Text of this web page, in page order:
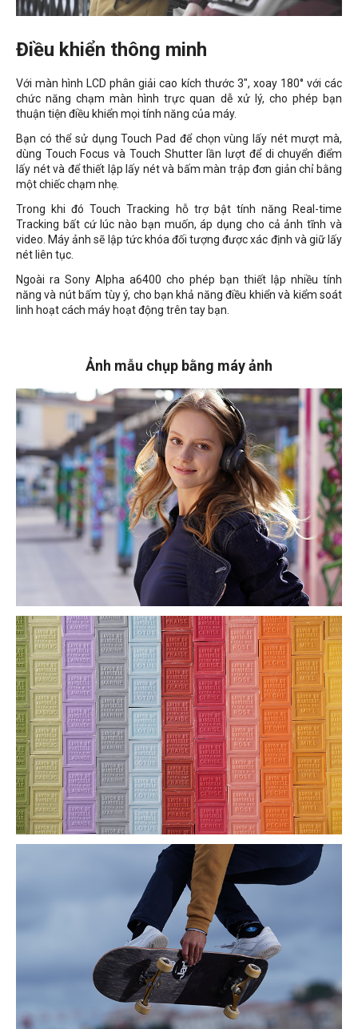
Điều khiển thông minh
Với màn hình LCD phân giải cao kích thước 3", xoay 180° với các
chức năng chạm màn hình trực quan dễ xử lý, cho phép bạn
thuận tiện điều khiển mọi tính năng của máy.
Bạn có thể sử dụng Touch Pad để chọn vùng lấy nét mượt mà,
dùng Touch Focus và Touch Shutter lần lượt để di chuyển điểm
lấy nét và để thiết lập lấy nét và bấm màn trập đơn giản chỉ bằng
một chiếc chạm nhẹ.
Trong khi đó Touch Tracking hỗ trợ bật tính năng Real-time
Tracking bất cứ lúc nào bạn muốn, áp dụng cho cả ảnh tĩnh và
video. Máy ảnh sẽ lập tức khóa đối tượng được xác định và giữ lấy
nét liên tục.
Ngoài ra Sony Alpha a6400 cho phép bạn thiết lập nhiều tính
năng và nút bấm tùy ý, cho bạn khả năng điều khiển và kiểm soát
linh hoạt cách máy hoạt động trên tay bạn.
Ảnh mẫu chụp bằng máy ảnh